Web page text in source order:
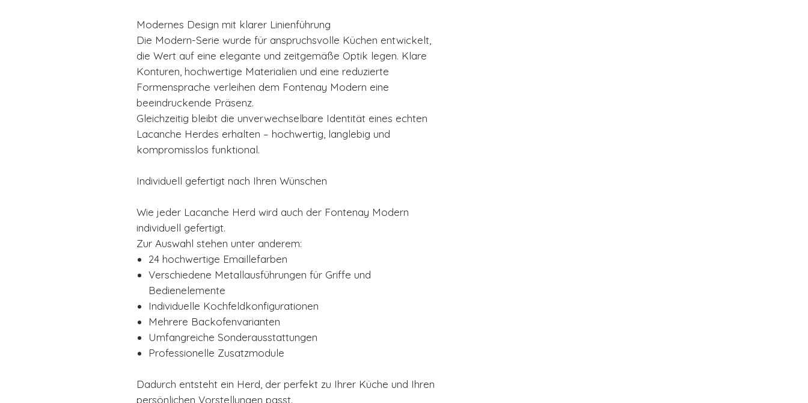
Modernes Design mit klarer Linienführung
Die Modern-Serie wurde für anspruchsvolle Küchen entwickelt,
die Wert auf eine elegante und zeitgemäße Optik legen. Klare
Konturen, hochwertige Materialien und eine reduzierte
Formensprache verleihen dem Fontenay Modern eine
beeindruckende Präsenz.
Gleichzeitig bleibt die unverwechselbare Identität eines echten
Lacanche Herdes erhalten – hochwertig, langlebig und
kompromisslos funktional.
Individuell gefertigt nach Ihren Wünschen
Wie jeder Lacanche Herd wird auch der Fontenay Modern
individuell gefertigt.
Zur Auswahl stehen unter anderem:
24 hochwertige Emaillefarben
Verschiedene Metallausführungen für Griffe und
Bedienelemente
Individuelle Kochfeldkonfigurationen
Mehrere Backofenvarianten
Umfangreiche Sonderausstattungen
Professionelle Zusatzmodule
Dadurch entsteht ein Herd, der perfekt zu Ihrer Küche und Ihren
persönlichen Vorstellungen passt.